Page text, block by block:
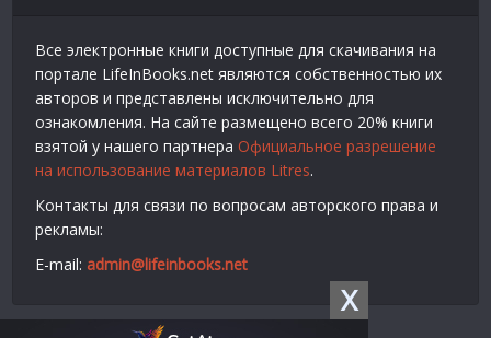
X
Все электронные книги доступные для скачивания на
портале LifeInBooks.net являются собственностью их
авторов и представлены исключительно для
ознакомления. На сайте размещено всего 20% книги
взятой у нашего партнера Официальное разрешение
на использование материалов Litres.
Контакты для связи по вопросам авторского права и
рекламы:
E-mail: admin@lifeinbooks.net